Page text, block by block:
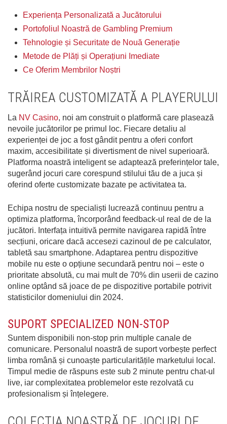
Experiența Personalizată a Jucătorului
Portofoliul Noastră de Gambling Premium
Tehnologie și Securitate de Nouă Generație
Metode de Plăți și Operațiuni Imediate
Ce Oferim Membrilor Noștri
TRĂIREA CUSTOMIZATĂ A PLAYERULUI
La NV Casino, noi am construit o platformă care plasează
nevoile jucătorilor pe primul loc. Fiecare detaliu al
experienței de joc a fost gândit pentru a oferi confort
maxim, accesibilitate și divertisment de nivel superioară.
Platforma noastră inteligent se adaptează preferințelor tale,
sugerând jocuri care corespund stilului tău de a juca și
oferind oferte customizate bazate pe activitatea ta.
Echipa nostru de specialiști lucrează continuu pentru a
optimiza platforma, încorporând feedback-ul real de de la
jucători. Interfața intuitivă permite navigarea rapidă între
secțiuni, oricare dacă accesezi cazinoul de pe calculator,
tabletă sau smartphone. Adaptarea pentru dispozitive
mobile nu este o opțiune secundară pentru noi – este o
prioritate absolută, cu mai mult de 70% din userii de cazino
online optând să joace de pe dispozitive portabile potrivit
statisticilor domeniului din 2024.
SUPORT SPECIALIZED NON-STOP
Suntem disponibili non-stop prin multiple canale de
comunicare. Personalul noastră de suport vorbește perfect
limba română și cunoaște particularitățile marketului local.
Timpul medie de răspuns este sub 2 minute pentru chat-ul
live, iar complexitatea problemelor este rezolvată cu
profesionalism și înțelegere.